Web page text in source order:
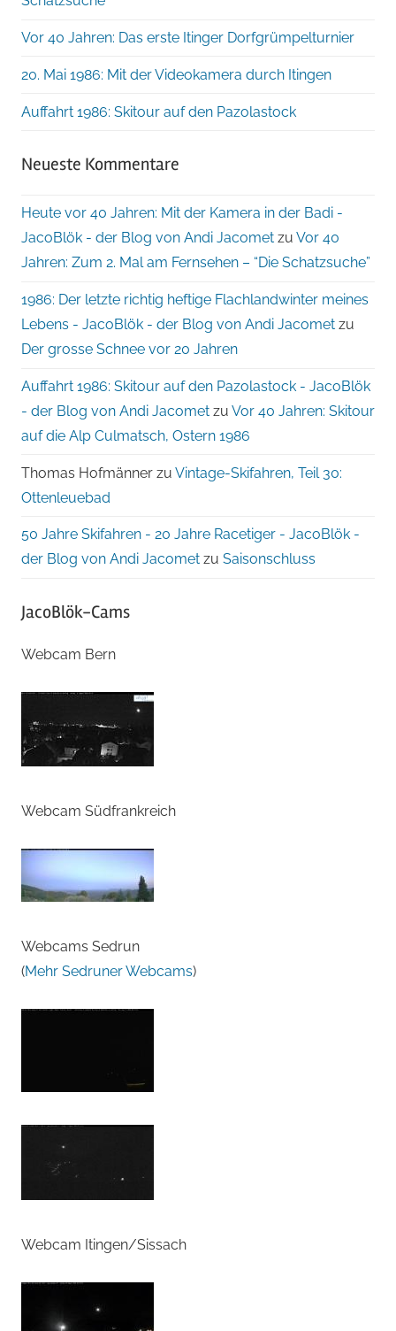
Vor 40 Jahren: Das erste Itinger Dorfgrümpelturnier
20. Mai 1986: Mit der Videokamera durch Itingen
Auffahrt 1986: Skitour auf den Pazolastock
Neueste Kommentare
Heute vor 40 Jahren: Mit der Kamera in der Badi -
JacoBlök - der Blog von Andi Jacomet zu Vor 40
Jahren: Zum 2. Mal am Fernsehen – “Die Schatzsuche”
1986: Der letzte richtig heftige Flachlandwinter meines
Lebens - JacoBlök - der Blog von Andi Jacomet zu
Der grosse Schnee vor 20 Jahren
Auffahrt 1986: Skitour auf den Pazolastock - JacoBlök
- der Blog von Andi Jacomet zu Vor 40 Jahren: Skitour
auf die Alp Culmatsch, Ostern 1986
Thomas Hofmänner zu Vintage-Skifahren, Teil 30:
Ottenleuebad
50 Jahre Skifahren - 20 Jahre Racetiger - JacoBlök -
der Blog von Andi Jacomet zu Saisonschluss
JacoBlök-Cams
Webcam Bern
Webcam Südfrankreich
Webcams Sedrun
(Mehr Sedruner Webcams)
Webcam Itingen/Sissach